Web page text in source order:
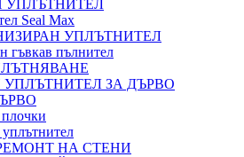
УПЛЪТНИТЕЛ
Seal Max
УПЛЪТНИТЕЛ
гъвкав пълнител
УПЛЪТНИТЕЛ ЗА ДЪРВО
уплътнител
НА СТЕНИ